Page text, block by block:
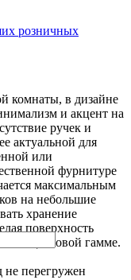
розничных
комнаты, в дизайне
и акцент на
ручек и
актуальной для
или
фурнитуре
максимальным
на небольшие
хранение
поверхность
цветовой гамме.
не перегружен